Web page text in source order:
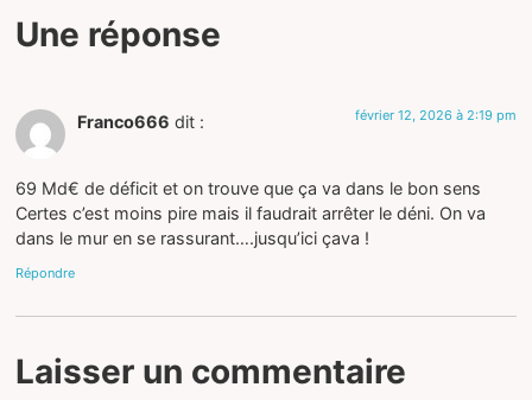
Une réponse
Franco666 dit : février 12, 2026 à 2:19 pm
69 Md€ de déficit et on trouve que ça va dans le bon sens
Certes c’est moins pire mais il faudrait arrêter le déni. On va
dans le mur en se rassurant….jusqu’ici çava !
Répondre
Laisser un commentaire